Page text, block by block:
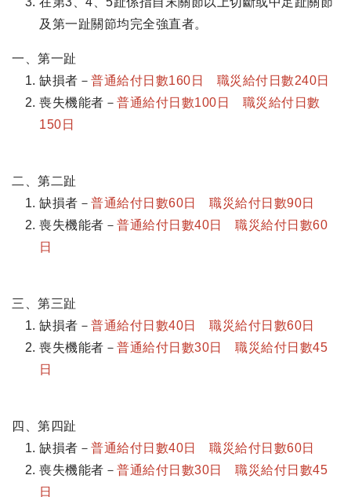
及第一趾關節均完全強直者。
一、第一趾
缺損者－ 普通給付日數160日 職災給付日數240日
喪失機能者－ 普通給付日數100日 職災給付日數
150日
二、第二趾
缺損者－ 普通給付日數60日 職災給付日數90日
喪失機能者－ 普通給付日數40日 職災給付日數60
日
三、第三趾
缺損者－ 普通給付日數40日 職災給付日數60日
喪失機能者－ 普通給付日數30日 職災給付日數45
日
四、第四趾
缺損者－ 普通給付日數40日 職災給付日數60日
喪失機能者－ 普通給付日數30日 職災給付日數45
日